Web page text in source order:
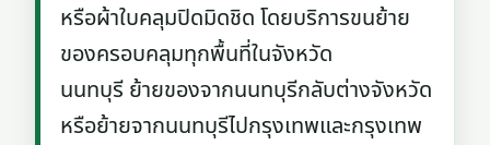
หรือผ้าใบคลุมปิดมิดชิด โดยบริการขนย้าย
ของครอบคลุมทุกพื้นที่ในจังหวัด
นนทบุรี ย้ายของจากนนทบุรีกลับต่างจังหวัด
หรือย้ายจากนนทบุรีไปกรุงเทพและกรุงเทพ